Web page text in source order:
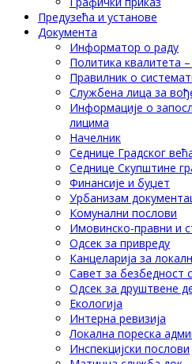
Предузећа и установе
Документа
Информатор о раду
Политика квалитета
Правилник о
Службена лица за
Информације о
лицима
Начелник
Седнице Градског
Седнице Скупштине
Финансије и буџет
Урбанизам
Комунални послови
Имовинско-правни и
Одсек за привреду
Канцеларија за
Савет за безбедност
Одсек за друштвене
Eкологија
Интерна ревизија
Локална пореска
Инспекцијски послови